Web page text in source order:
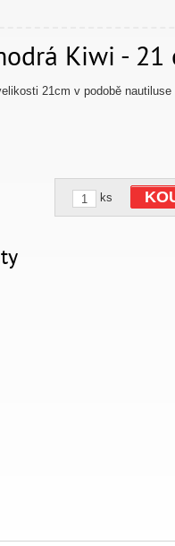
Kiwi - 21
21cm v podobě nautiluse
ks